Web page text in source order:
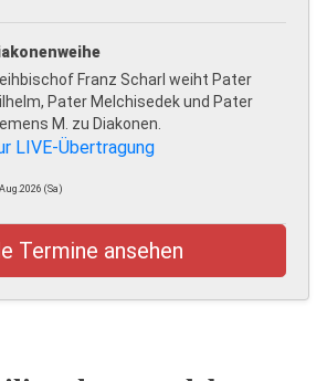
Franz Scharl weiht Pater
Pater Melchisedek und Pater
M. zu Diakonen.
LIVE-Übertragung
(Sa)
Termine ansehen